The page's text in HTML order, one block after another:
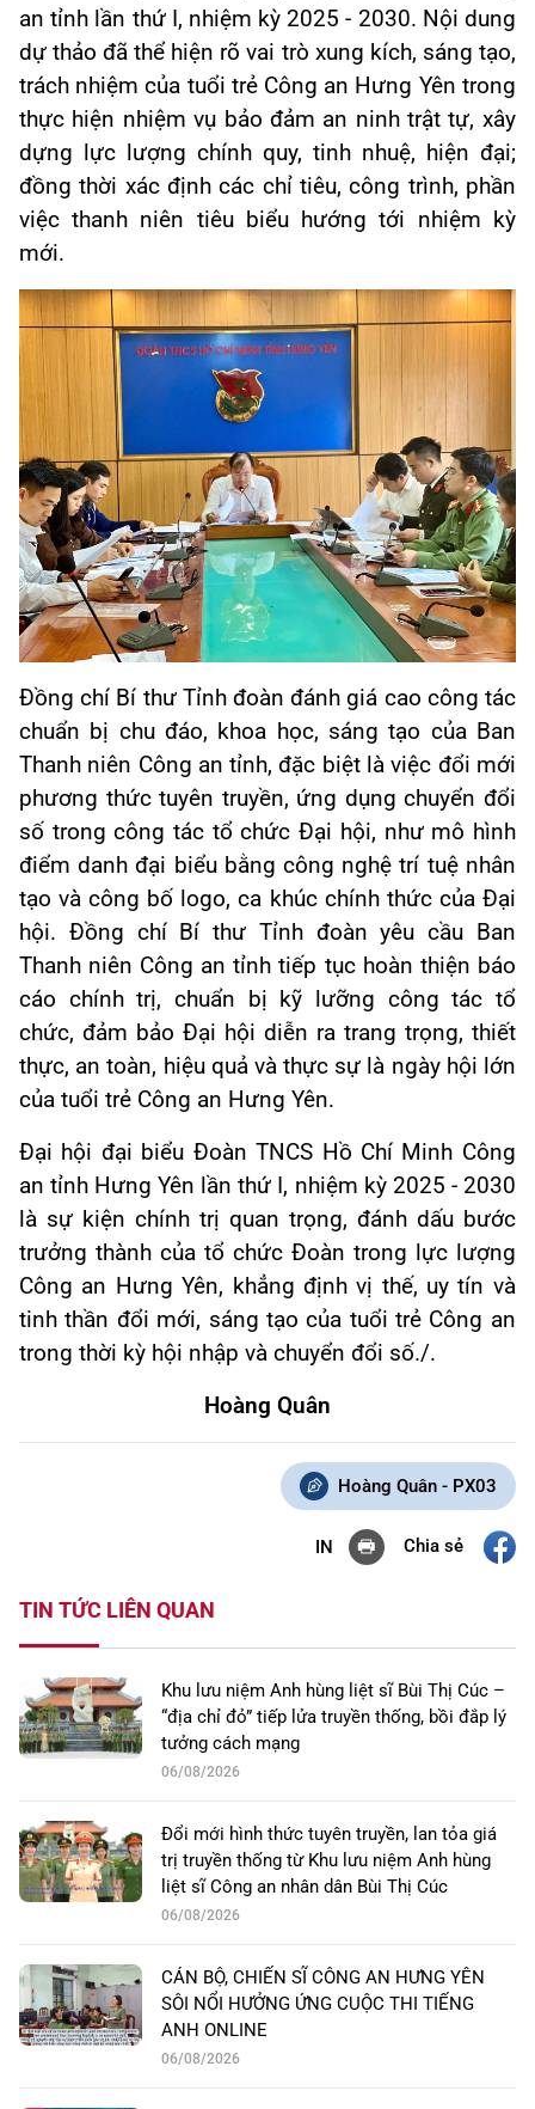
an tỉnh lần thứ I, nhiệm kỳ 2025 - 2030. Nội dung
dự thảo đã thể hiện rõ vai trò xung kích, sáng tạo,
trách nhiệm của tuổi trẻ Công an Hưng Yên trong
thực hiện nhiệm vụ bảo đảm an ninh trật tự, xây
dựng lực lượng chính quy, tinh nhuệ, hiện đại;
đồng thời xác định các chỉ tiêu, công trình, phần
việc thanh niên tiêu biểu hướng tới nhiệm kỳ
mới.
Đồng chí Bí thư Tỉnh đoàn đánh giá cao công tác
chuẩn bị chu đáo, khoa học, sáng tạo của Ban
Thanh niên Công an tỉnh, đặc biệt là việc đổi mới
phương thức tuyên truyền, ứng dụng chuyển đổi
số trong công tác tổ chức Đại hội, như mô hình
điểm danh đại biểu bằng công nghệ trí tuệ nhân
tạo và công bố logo, ca khúc chính thức của Đại
hội. Đồng chí Bí thư Tỉnh đoàn yêu cầu Ban
Thanh niên Công an tỉnh tiếp tục hoàn thiện báo
cáo chính trị, chuẩn bị kỹ lưỡng công tác tổ
chức, đảm bảo Đại hội diễn ra trang trọng, thiết
thực, an toàn, hiệu quả và thực sự là ngày hội lớn
của tuổi trẻ Công an Hưng Yên.
Đại hội đại biểu Đoàn TNCS Hồ Chí Minh Công
an tỉnh Hưng Yên lần thứ I, nhiệm kỳ 2025 - 2030
là sự kiện chính trị quan trọng, đánh dấu bước
trưởng thành của tổ chức Đoàn trong lực lượng
Công an Hưng Yên, khẳng định vị thế, uy tín và
tinh thần đổi mới, sáng tạo của tuổi trẻ Công an
trong thời kỳ hội nhập và chuyển đổi số./.
Hoàng Quân
Hoàng Quân - PX03
IN Chia sẻ
TIN TỨC LIÊN QUAN
Khu lưu niệm Anh hùng liệt sĩ Bùi Thị Cúc –
“địa chỉ đỏ” tiếp lửa truyền thống, bồi đắp lý
tưởng cách mạng
06/08/2026
Đổi mới hình thức tuyên truyền, lan tỏa giá
trị truyền thống từ Khu lưu niệm Anh hùng
liệt sĩ Công an nhân dân Bùi Thị Cúc
06/08/2026
CÁN BỘ, CHIẾN SĨ CÔNG AN HƯNG YÊN
SÔI NỔI HƯỞNG ỨNG CUỘC THI TIẾNG
ANH ONLINE
06/08/2026